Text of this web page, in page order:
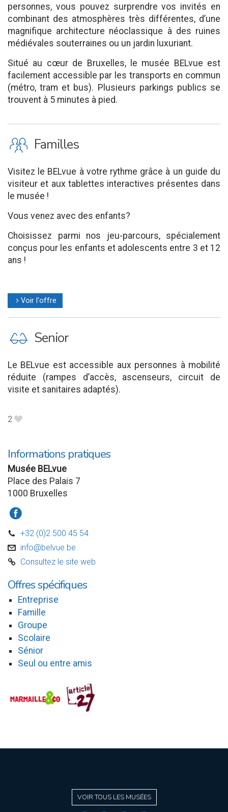
personnes, vous pouvez surprendre vos invités en
combinant des atmosphères très différentes, d’une
magnifique architecture néoclassique à des ruines
médiévales souterraines ou un jardin luxuriant.
Situé au cœur de Bruxelles, le musée BELvue est
facilement accessible par les transports en commun
(métro, tram et bus). Plusieurs parkings publics se
trouvent à 5 minutes à pied.
K Familles
Visitez le BELvue à votre rythme grâce à un guide du
visiteur et aux tablettes interactives présentes dans
le musée !
Vous venez avec des enfants?
Choisissez parmi nos jeu-parcours, spécialement
conçus pour les enfants et adolescents entre 3 et 12
ans !
l Voir l'offre
P Senior
Le BELvue est accessible aux personnes à mobilité
réduite (rampes d’accès, ascenseurs, circuit de
visite et sanitaires adaptés).
2 B
Informations pratiques
Musée BELvue
Place des Palais 7
1000 Bruxelles
a
D +32 (0)2 500 45 54
v info@belvue.be
C Consultez le site web
Offres spécifiques
Entreprise
Famille
Groupe
Scolaire
Sénior
Seul ou entre amis
VOIR TOUS LES MUSÉES